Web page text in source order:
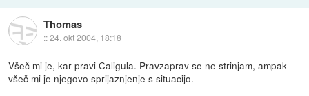
Thomas
::24. okt 2004, 18:18
Všeč mi je, kar pravi Caligula. Pravzaprav se ne strinjam, ampak
všeč mi je njegovo sprijaznjenje s situacijo.